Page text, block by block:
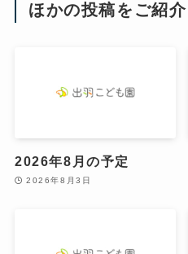
ほかの投稿をご紹介
2026年8月の予定
2026年8月3日